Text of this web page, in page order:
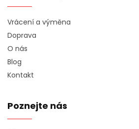
Vrácení a výměna
Doprava
O nás
Blog
Kontakt
Poznejte nás